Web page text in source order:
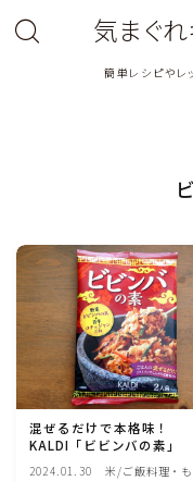
気まぐ
簡単レシピや
鶏肉料理
豚肉料理
牛肉料理
ひき肉料理
混ぜるだけで本格味！
KALDI「ビビンバの素」
2024.01.30
米/ご飯料理・